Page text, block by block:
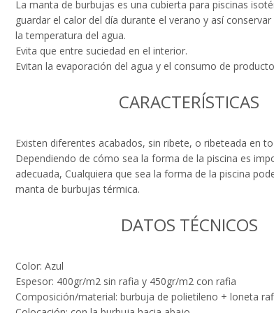
La manta de burbujas es una cubierta para piscinas
guardar el calor del día durante el verano y así
la temperatura del agua.
Evita que entre suciedad en el interior.
Evitan la evaporación del agua y el consumo de
CARACTERÍSTICAS
Existen diferentes acabados, sin ribete, o ribeteada en
Dependiendo de cómo sea la forma de la piscina es
adecuada, Cualquiera que sea la forma de la piscina
manta de burbujas térmica.
DATOS TÉCNICOS
Color: Azul
Espesor: 400gr/m2 sin rafia y 450gr/m2 con rafia
Composición/material: burbuja de polietileno + loneta